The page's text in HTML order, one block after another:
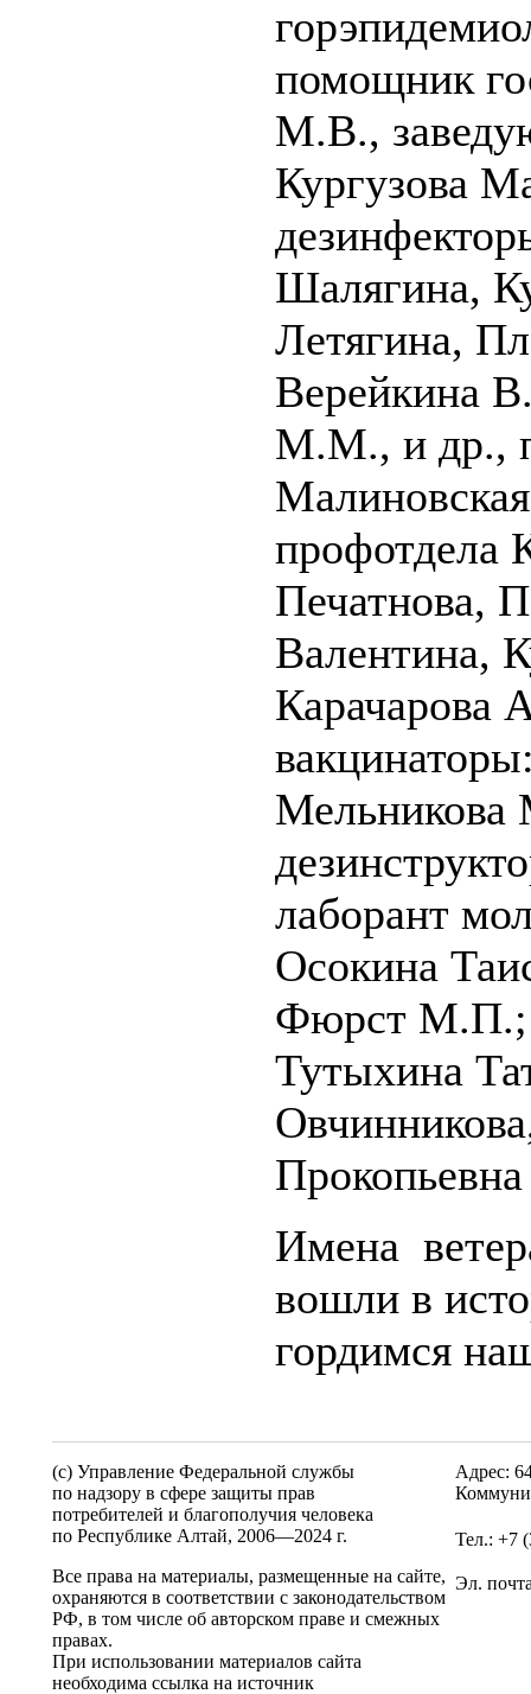
помощник
М.В.,
Кургузова
Шалягина,
Летягина,
Верейкина
М.М., и др.,
профотдела
Печатнова,
Валентина,
Карачарова
Мельникова
лаборант
Осокина
Фюрст М.П.;
Тутыхина
Имена
вошли в
гордимся
(c) Управление Федеральной службы
по надзору в сфере защиты прав
потребителей и благополучия человека
по Республике Алтай, 2006—2024 г.
Все права на материалы, размещенные на сайте,
охраняются в соответствии с законодательством
РФ, в том числе об авторском праве и смежных
правах.
При использовании материалов сайта
необходима ссылка на источник
Адрес:
Тел.: +7
Эл.